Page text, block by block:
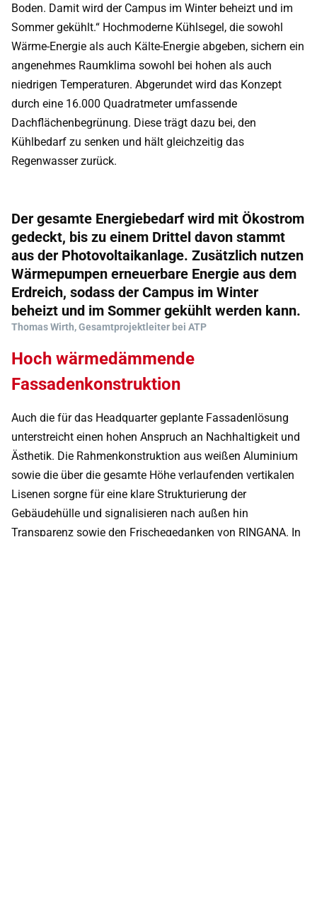
Boden. Damit wird der Campus im Winter beheizt und im
Sommer gekühlt.“ Hochmoderne Kühlsegel, die sowohl
Wärme-Energie als auch Kälte-Energie abgeben, sichern ein
angenehmes Raumklima sowohl bei hohen als auch
niedrigen Temperaturen. Abgerundet wird das Konzept
durch eine 16.000 Quadratmeter umfassende
Dachflächenbegrünung. Diese trägt dazu bei, den
Kühlbedarf zu senken und hält gleichzeitig das
Regenwasser zurück.
Der gesamte Energiebedarf wird mit Ökostrom
gedeckt, bis zu einem Drittel davon stammt
aus der Photovoltaikanlage. Zusätzlich nutzen
Wärmepumpen erneuerbare Energie aus dem
Erdreich, sodass der Campus im Winter
beheizt und im Sommer gekühlt werden kann.
Thomas Wirth, Gesamtprojektleiter bei ATP
Hoch wärmedämmende
Fassadenkonstruktion
Auch die für das Headquarter geplante Fassadenlösung
unterstreicht einen hohen Anspruch an Nachhaltigkeit und
Ästhetik. Die Rahmenkonstruktion aus weißen Aluminium
sowie die über die gesamte Höhe verlaufenden vertikalen
Lisenen sorgne für eine klare Strukturierung der
Gebäudehülle und signalisieren nach außen hin
Transparenz sowie den Frischegedanken von RINGANA. In